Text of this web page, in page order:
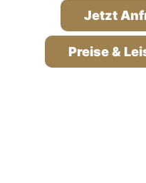
Jetzt
Preise &